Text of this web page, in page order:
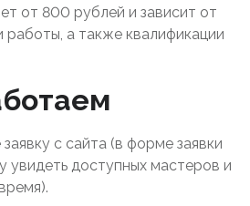
от 800 рублей и зависит от
а также квалификации
с сайта (в форме заявки
увидеть доступных мастеров и